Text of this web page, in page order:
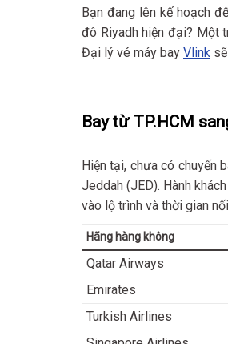
Bạn đang lên kế hoạch
đô Riyadh hiện đại? Một
Đại lý vé máy bay Vlink
Bay từ TP.HCM
Hiện tại, chưa có chuyến
Jeddah (JED). Hành
vào lộ trình và thời gian
Hãng hàng không
Qatar Airways
Emirates
Turkish Airlines